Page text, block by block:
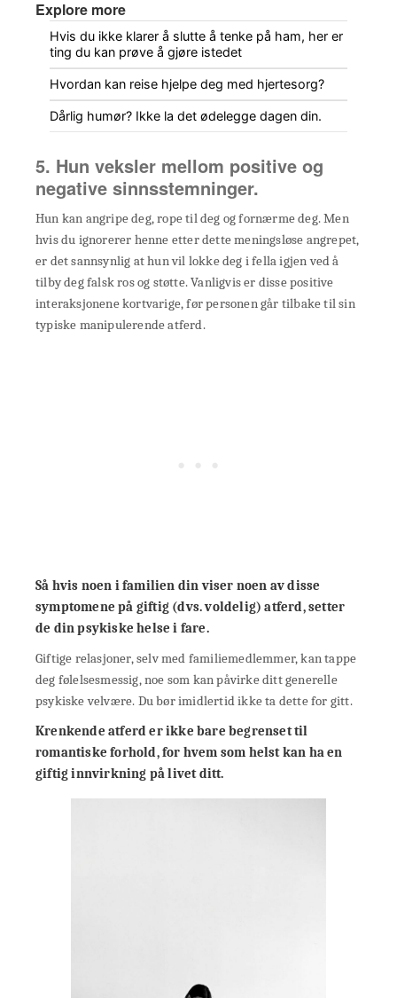
Explore more
Hvis du ikke klarer å slutte å tenke på ham, her er
ting du kan prøve å gjøre istedet
Hvordan kan reise hjelpe deg med hjertesorg?
Dårlig humør? Ikke la det ødelegge dagen din.
5. Hun veksler mellom positive og
negative sinnsstemninger.
Hun kan angripe deg, rope til deg og fornærme deg. Men
hvis du ignorerer henne etter dette meningsløse angrepet,
er det sannsynlig at hun vil lokke deg i fella igjen ved å
tilby deg falsk ros og støtte. Vanligvis er disse positive
interaksjonene kortvarige, før personen går tilbake til sin
typiske manipulerende atferd.
Så hvis noen i familien din viser noen av disse
symptomene på giftig (dvs. voldelig) atferd, setter
de din psykiske helse i fare.
Giftige relasjoner, selv med familiemedlemmer, kan tappe
deg følelsesmessig, noe som kan påvirke ditt generelle
psykiske velvære. Du bør imidlertid ikke ta dette for gitt.
Krenkende atferd er ikke bare begrenset til
romantiske forhold, for hvem som helst kan ha en
giftig innvirkning på livet ditt.